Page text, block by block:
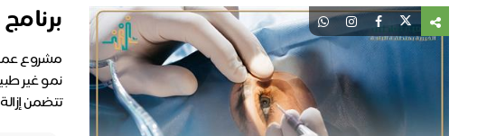
مشروع
نمو غير
تتضمن